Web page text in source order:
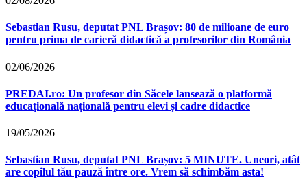
Sebastian Rusu, deputat PNL Brașov: 80 de milioane de euro
pentru prima de carieră didactică a profesorilor din România
02/06/2026
PREDAI.ro: Un profesor din Săcele lansează o platformă
educațională națională pentru elevi și cadre didactice
19/05/2026
Sebastian Rusu, deputat PNL Brașov: 5 MINUTE. Uneori, atât
are copilul tău pauză între ore. Vrem să schimbăm asta!